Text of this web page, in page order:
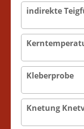
indirekte
Kleberprobe
Knetung